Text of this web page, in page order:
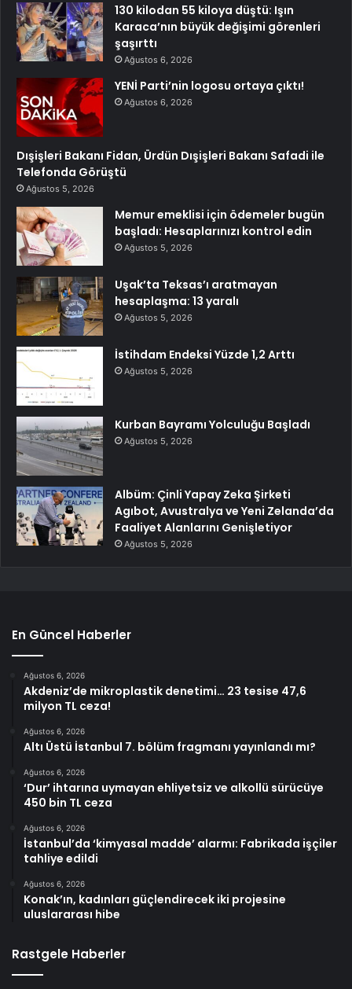
130 kilodan 55 kiloya düştü: Işın
Karaca’nın büyük değişimi görenleri
şaşırttı
Ağustos 6, 2026
YENİ Parti’nin logosu ortaya çıktı!
Ağustos 6, 2026
Dışişleri Bakanı Fidan, Ürdün Dışişleri Bakanı Safadi ile
Telefonda Görüştü
Ağustos 5, 2026
Memur emeklisi için ödemeler bugün
başladı: Hesaplarınızı kontrol edin
Ağustos 5, 2026
Uşak’ta Teksas’ı aratmayan
hesaplaşma: 13 yaralı
Ağustos 5, 2026
İstihdam Endeksi Yüzde 1,2 Arttı
Ağustos 5, 2026
Kurban Bayramı Yolculuğu Başladı
Ağustos 5, 2026
Albüm: Çinli Yapay Zeka Şirketi
Agıbot, Avustralya ve Yeni Zelanda’da
Faaliyet Alanlarını Genişletiyor
Ağustos 5, 2026
En Güncel Haberler
Ağustos 6, 2026
Akdeniz’de mikroplastik denetimi… 23 tesise 47,6
milyon TL ceza!
Ağustos 6, 2026
Altı Üstü İstanbul 7. bölüm fragmanı yayınlandı mı?
Ağustos 6, 2026
‘Dur’ ihtarına uymayan ehliyetsiz ve alkollü sürücüye
450 bin TL ceza
Ağustos 6, 2026
İstanbul’da ‘kimyasal madde’ alarmı: Fabrikada işçiler
tahliye edildi
Ağustos 6, 2026
Konak’ın, kadınları güçlendirecek iki projesine
uluslararası hibe
Rastgele Haberler